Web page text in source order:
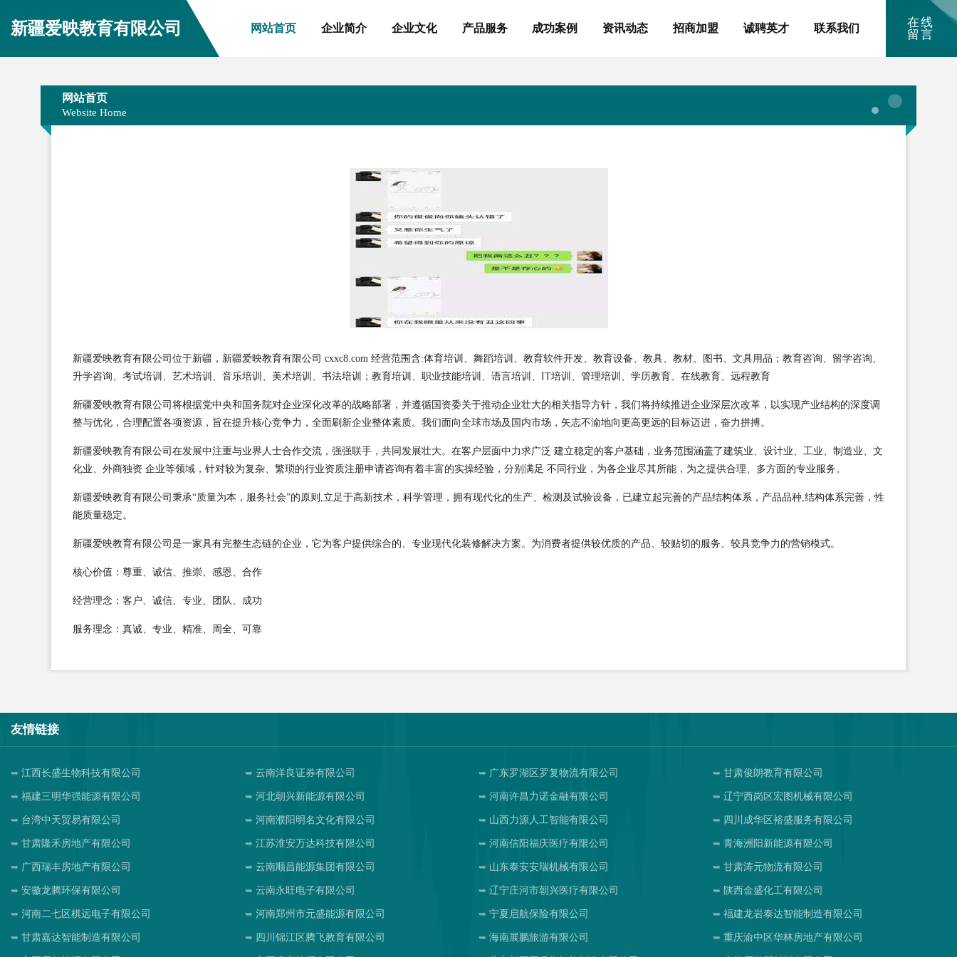
新疆爱映教育有限公司 网站首页 企业简介 企业文化 产品服务 成功案例 资讯动态 招商加盟 诚聘英才 联系我们
在线
留言
网站首页
Website Home
新疆爱映教育有限公司位于新疆，新疆爱映教育有限公司 cxxc8.com 经营范围含:体育培训、舞蹈培训、教育软件开发、教育设备、教具、教材、图书、文具用品；教育咨询、留学咨询、
升学咨询、考试培训、艺术培训、音乐培训、美术培训、书法培训；教育培训、职业技能培训、语言培训、IT培训、管理培训、学历教育、在线教育、远程教育
新疆爱映教育有限公司将根据党中央和国务院对企业深化改革的战略部署，并遵循国资委关于推动企业壮大的相关指导方针，我们将持续推进企业深层次改革，以实现产业结构的深度调
整与优化，合理配置各项资源，旨在提升核心竞争力，全面刷新企业整体素质。我们面向全球市场及国内市场，矢志不渝地向更高更远的目标迈进，奋力拼搏。
新疆爱映教育有限公司在发展中注重与业界人士合作交流，强强联手，共同发展壮大。在客户层面中力求广泛 建立稳定的客户基础，业务范围涵盖了建筑业、设计业、工业、制造业、文
化业、外商独资 企业等领域，针对较为复杂、繁琐的行业资质注册申请咨询有着丰富的实操经验，分别满足 不同行业，为各企业尽其所能，为之提供合理、多方面的专业服务。
新疆爱映教育有限公司秉承“质量为本，服务社会”的原则,立足于高新技术，科学管理，拥有现代化的生产、检测及试验设备，已建立起完善的产品结构体系，产品品种,结构体系完善，性
能质量稳定。
新疆爱映教育有限公司是一家具有完整生态链的企业，它为客户提供综合的、专业现代化装修解决方案。为消费者提供较优质的产品、较贴切的服务、较具竞争力的营销模式。
核心价值：尊重、诚信、推崇、感恩、合作
经营理念：客户、诚信、专业、团队、成功
服务理念：真诚、专业、精准、周全、可靠
友情链接
江西长盛生物科技有限公司 云南洋良证券有限公司 广东罗湖区罗复物流有限公司 甘肃俊朗教育有限公司
福建三明华强能源有限公司 河北朝兴新能源有限公司 河南许昌力诺金融有限公司 辽宁西岗区宏图机械有限公司
台湾中天贸易有限公司 河南濮阳明名文化有限公司 山西力源人工智能有限公司 四川成华区裕盛服务有限公司
甘肃隆禾房地产有限公司 江苏淮安万达科技有限公司 河南信阳福庆医疗有限公司 青海洲阳新能源有限公司
广西瑞丰房地产有限公司 云南顺昌能源集团有限公司 山东泰安安瑞机械有限公司 甘肃涛元物流有限公司
安徽龙腾环保有限公司 云南永旺电子有限公司 辽宁庄河市朝兴医疗有限公司 陕西金盛化工有限公司
河南二七区棋远电子有限公司 河南郑州市元盛能源有限公司 宁夏启航保险有限公司 福建龙岩泰达智能制造有限公司
甘肃嘉达智能制造有限公司 四川锦江区腾飞教育有限公司 海南展鹏旅游有限公司 重庆渝中区华林房地产有限公司